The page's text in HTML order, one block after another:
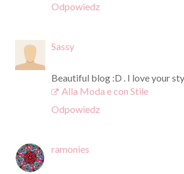
Odpowiedz
Sassy
Beautiful blog :D . I love your
Alla Moda e con Stile
Odpowiedz
ramonies